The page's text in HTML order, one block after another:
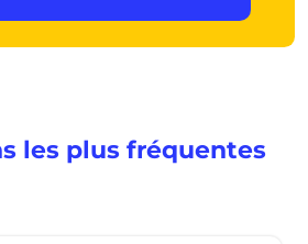
les plus fréquentes